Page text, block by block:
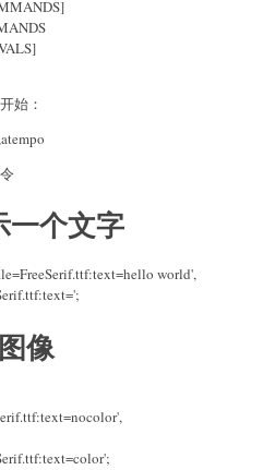
始：
一个文字
world',
像